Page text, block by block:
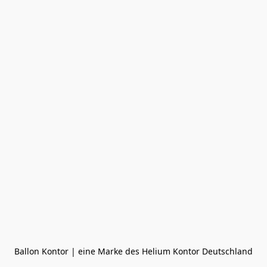
Ballon Kontor | eine Marke des Helium Kontor Deutschland